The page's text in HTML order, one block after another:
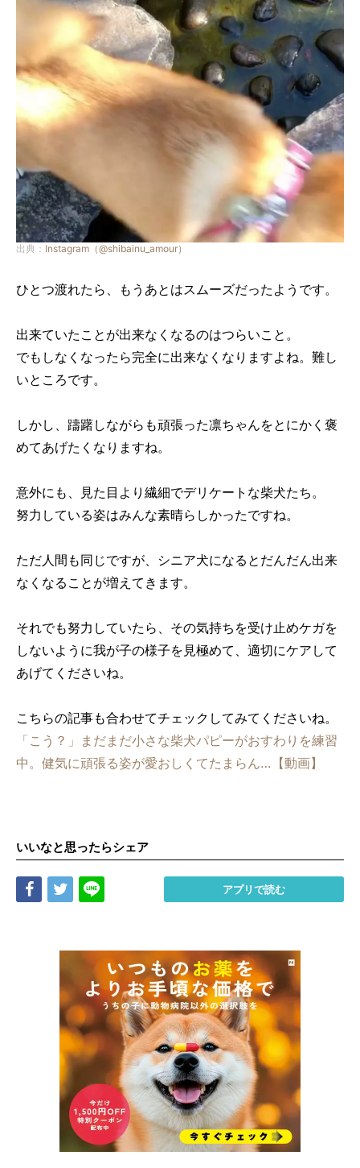
出典： Instagram（@shibainu_amour）
ひとつ渡れたら、もうあとはスムーズだったようです。
出来ていたことが出来なくなるのはつらいこと。
でもしなくなったら完全に出来なくなりますよね。難し
いところです。
しかし、躊躇しながらも頑張った凛ちゃんをとにかく褒
めてあげたくなりますね。
意外にも、見た目より繊細でデリケートな柴犬たち。
努力している姿はみんな素晴らしかったですね。
ただ人間も同じですが、シニア犬になるとだんだん出来
なくなることが増えてきます。
それでも努力していたら、その気持ちを受け止めケガを
しないように我が子の様子を見極めて、適切にケアして
あげてくださいね。
こちらの記事も合わせてチェックしてみてくださいね。
「こう？」まだまだ小さな柴犬パピーがおすわりを練習
中。健気に頑張る姿が愛おしくてたまらん…【動画】
いいなと思ったらシェア
Share Tweet アプリで読む